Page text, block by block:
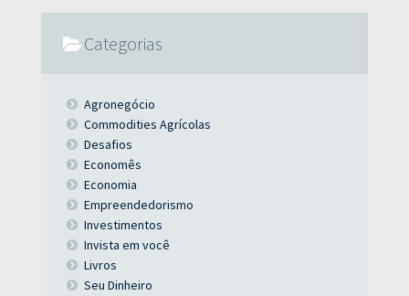
Categorias
Agronegócio
Commodities Agrícolas
Desafios
Economês
Economia
Empreendedorismo
Investimentos
Invista em você
Livros
Seu Dinheiro